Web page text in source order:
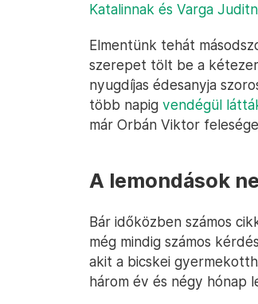
Katalinnak és Varga
Elmentünk tehát
szerepet tölt be a
nyugdíjas édesanyja
több napig vendégül
már Orbán Viktor
A lemondások
Bár időközben számos
még mindig számos
akit a bicskei
három év és négy hónap